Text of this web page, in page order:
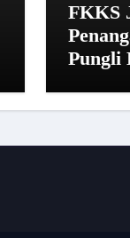
FKKS
Pungli